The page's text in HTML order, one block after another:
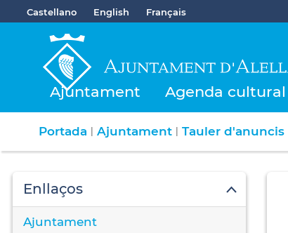
Castellano English Français
Ajuntament Agenda cultural
Portada | Ajuntament | Tauler d'anuncis
Enllaços
Ajuntament